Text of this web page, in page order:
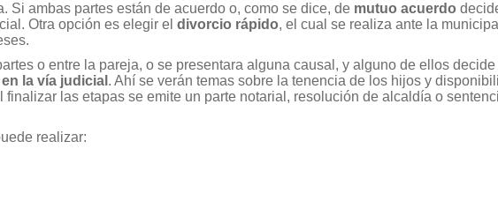
Si ambas partes están de acuerdo o, como se dice, de mutuo acuerdo
Otra opción es elegir el divorcio rápido, el cual se realiza ante la
o entre la pareja, o se presentara alguna causal, y alguno de ellos
la vía judicial . Ahí se verán temas sobre la tenencia de los hijos y
finalizar las etapas se emite un parte notarial, resolución de alcaldía o
realizar: